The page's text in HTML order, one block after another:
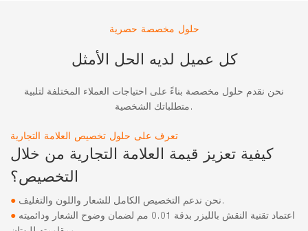
حلول مخصصة حصرية
كل عميل لديه الحل الأمثل
نحن نقدم حلول مخصصة بناءً على احتياجات العملاء المختلفة لتلبية
متطلباتك الشخصية.
تعرف على حلول تخصيص العلامة التجارية
كيفية تعزيز قيمة العلامة التجارية من خلال
التخصيص؟
●
نحن ندعم التخصيص الكامل للشعار واللون والتغليف.
●